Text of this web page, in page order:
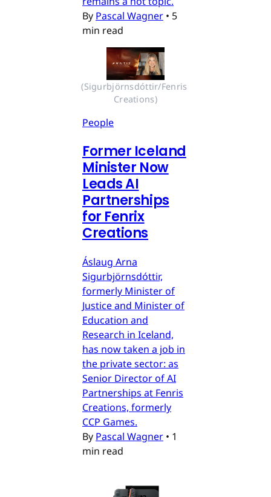
By Pascal Wagner • 5
min read
(Sigurbjörnsdóttir/Fenris
Creations)
People
Former Iceland
Minister Now
Leads AI
Partnerships
for Fenrix
Creations
Áslaug Arna
Sigurbjörnsdóttir,
formerly Minister of
Justice and Minister of
Education and
Research in Iceland,
has now taken a job in
the private sector: as
Senior Director of AI
Partnerships at Fenris
Creations, formerly
CCP Games.
By Pascal Wagner • 1
min read